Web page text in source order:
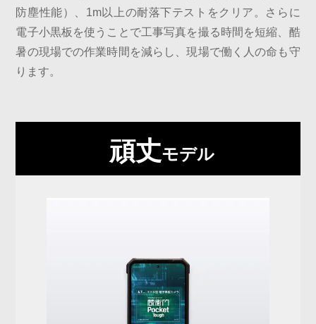
防塵性能）、1m以上の耐落下テストをクリア。さらに
電子小黒板を使うことで工事写真を撮る時間を短縮、酷
暑の現場での作業時間を減らし、現場で働く人の命も守
ります。
頑丈モデル